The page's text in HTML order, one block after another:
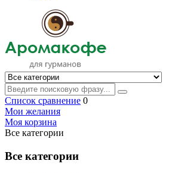
Список сравнение 0
Мои желания
Моя корзина
Все категории
Все категории